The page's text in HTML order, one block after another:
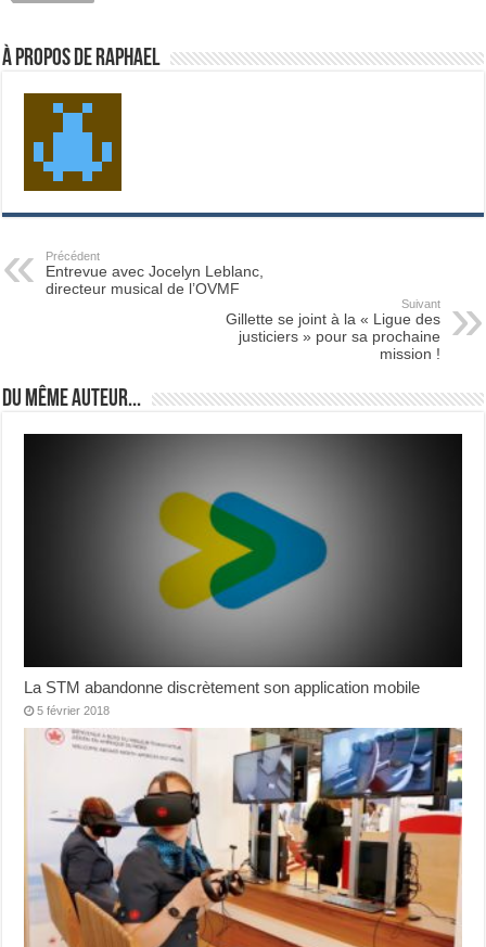
À propos de Raphael
Précédent
Entrevue avec Jocelyn Leblanc,
directeur musical de l’OVMF
Suivant
Gillette se joint à la « Ligue des
justiciers » pour sa prochaine
mission !
Du même auteur...
La STM abandonne discrètement son application mobile
5 février 2018